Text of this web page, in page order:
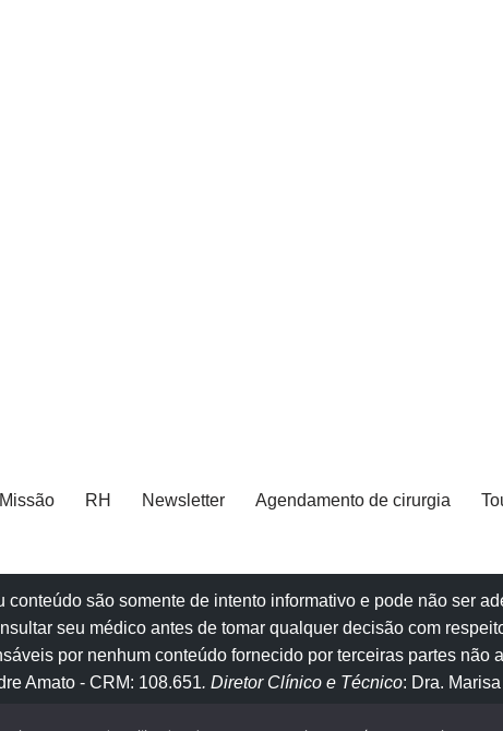
Missão RH Newsletter Agendamento de cirurgia
são somente de intento informativo e pode não ser
seu médico antes de tomar qualquer decisão com
por nenhum conteúdo fornecido por terceiras partes não
Amato - CRM: 108.651. Diretor Clínico e Técnico: Dra.